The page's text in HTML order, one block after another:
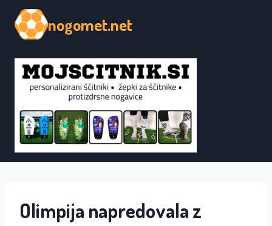
content
nogomet.net
Olimpija napredovala z